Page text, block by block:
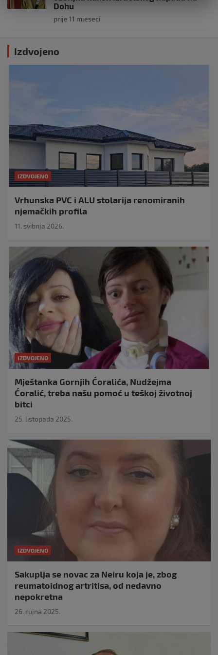
Dohu
prije 11 mjeseci
Izdvojeno
IZDVOJENO
Vrhunska PVC i ALU stolarija renomiranih
njemačkih profila
11. svibnja 2026.
IZDVOJENO
Mještanka Gornjih Ćoralića, Nudžejma
Ćoralić, treba našu pomoć u teškoj životnoj
bitci
25. listopada 2025.
IZDVOJENO
Sakuplja se novac za Neiru koja je, zbog
reumatoidnog artritisa, od nedavno
nepokretna
26. rujna 2025.